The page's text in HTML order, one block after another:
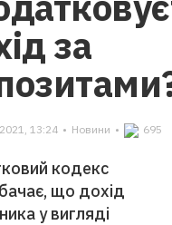
за
13:24 • Новини • 695
кодекс
що дохід
у вигляді